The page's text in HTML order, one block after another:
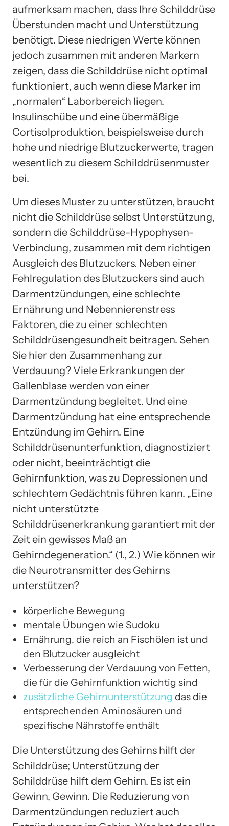
aufmerksam machen, dass Ihre Schilddrüse
Überstunden macht und Unterstützung
benötigt. Diese niedrigen Werte können
jedoch zusammen mit anderen Markern
zeigen, dass die Schilddrüse nicht optimal
funktioniert, auch wenn diese Marker im
„normalen“ Laborbereich liegen.
Insulinschübe und eine übermäßige
Cortisolproduktion, beispielsweise durch
hohe und niedrige Blutzuckerwerte, tragen
wesentlich zu diesem Schilddrüsenmuster
bei.
Um dieses Muster zu unterstützen, braucht
nicht die Schilddrüse selbst Unterstützung,
sondern die Schilddrüse-Hypophysen-
Verbindung, zusammen mit dem richtigen
Ausgleich des Blutzuckers. Neben einer
Fehlregulation des Blutzuckers sind auch
Darmentzündungen, eine schlechte
Ernährung und Nebennierenstress
Faktoren, die zu einer schlechten
Schilddrüsengesundheit beitragen. Sehen
Sie hier den Zusammenhang zur
Verdauung? Viele Erkrankungen der
Gallenblase werden von einer
Darmentzündung begleitet. Und eine
Darmentzündung hat eine entsprechende
Entzündung im Gehirn. Eine
Schilddrüsenunterfunktion, diagnostiziert
oder nicht, beeinträchtigt die
Gehirnfunktion, was zu Depressionen und
schlechtem Gedächtnis führen kann. „Eine
nicht unterstützte
Schilddrüsenerkrankung garantiert mit der
Zeit ein gewisses Maß an
Gehirndegeneration.“ (1., 2.) Wie können wir
die Neurotransmitter des Gehirns
unterstützen?
körperliche Bewegung
mentale Übungen wie Sudoku
Ernährung, die reich an Fischölen ist und
den Blutzucker ausgleicht
Verbesserung der Verdauung von Fetten,
die für die Gehirnfunktion wichtig sind
zusätzliche Gehirnunterstützung das die
entsprechenden Aminosäuren und
spezifische Nährstoffe enthält
Die Unterstützung des Gehirns hilft der
Schilddrüse; Unterstützung der
Schilddrüse hilft dem Gehirn. Es ist ein
Gewinn, Gewinn. Die Reduzierung von
Darmentzündungen reduziert auch